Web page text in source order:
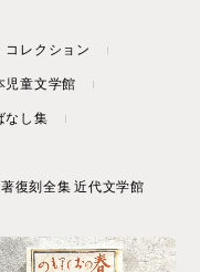
コレクション
児童文学館
なし集
復刻全集 近代文学館